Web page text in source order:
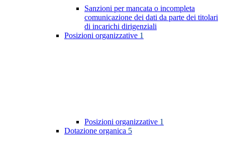
Sanzioni per mancata o incompleta
comunicazione dei dati da parte dei titolari
di incarichi dirigenziali
Posizioni organizzative 1
Posizioni organizzative 1
Dotazione organica 5